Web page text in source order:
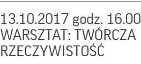
13.10.2017 godz. 16.00
WARSZTAT: TWÓRCZA
RZECZYWISTOŚĆ